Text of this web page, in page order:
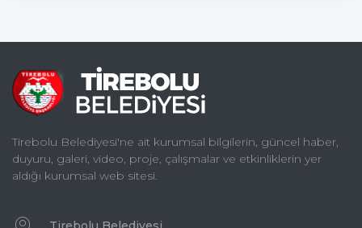
Tirebolu Belediyesi'ne ait kurumsal bilgilerin, güncel haber,
duyuru, galeri, video, proje, çalışmalar ve etkinliklerin yer
aldığı kurumsal web sitesi.